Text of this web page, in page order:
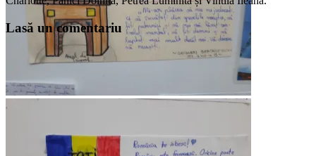
Lasă un comentariu